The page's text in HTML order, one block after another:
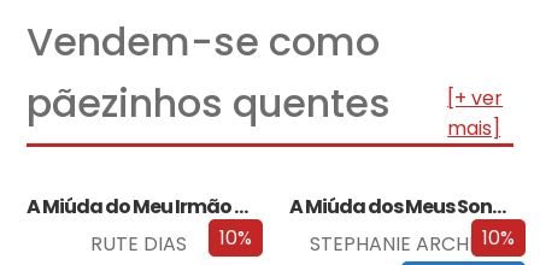
Vendem-se como
pãezinhos quentes
[+ ver
mais]
10%
A Miúda do Meu Irmão – Edição…
RUTE DIAS
10%
A Miúda dos Meus Sonhos – Edição…
STEPHANIE ARCHER